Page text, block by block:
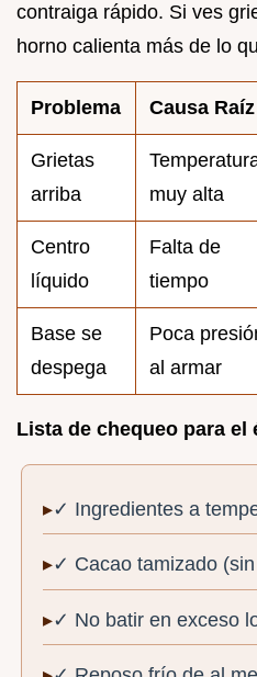
contraiga rápido. Si ves
horno calienta más de lo
Problema Causa Raíz
Grietas
arriba
muy alta
Centro
líquido
Falta de
tiempo
Base se
despega
Poca
al armar
Lista de chequeo para el
✓ Ingredientes a
✓ Cacao tamizado
✓ No batir en exceso